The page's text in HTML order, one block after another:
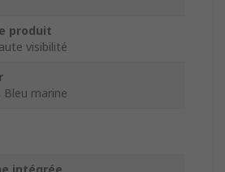
produit
visibilité
Bleu marine